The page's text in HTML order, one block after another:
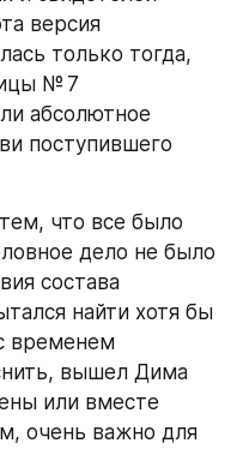
версия
только тогда,
№ 7
абсолютное
поступившего
что все было
дело не было
состава
найти хотя бы
временем
вышел Дима
или вместе
очень важно для